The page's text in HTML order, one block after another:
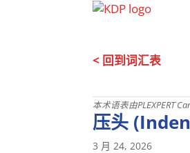
< 回到词汇表
本术语表由PLEXPERT
压头
3 月 24, 2026